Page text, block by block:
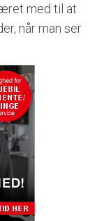
med til at
når man ser